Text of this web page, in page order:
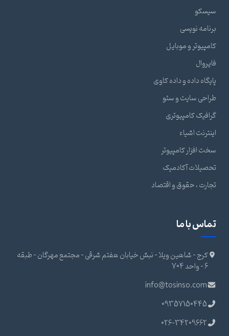
سیسکو
برنامه نویسی
کامپیوتر و موبایل
فایروال
پایگاه داده و داده کاوی
طراحی سایت و سئو
گرافیک کامپیوتری
اینترنت اشیاء
سخت افزار کامپیوتر
تحصیلات آکادمیک
تجارت ، حقوق و اقتصاد
تماس با ما
کرج - شاهین ویلا - نبش خیابان هفتم شرقی - مجتمع مهرگان - طبقه
6 - واحد 704
info@tosinso.com
09357150445
026-34209662